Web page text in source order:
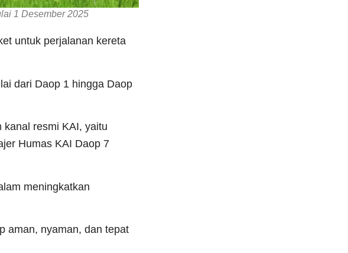
1 Desember 2025
untuk perjalanan kereta
dari Daop 1 hingga Daop
kanal resmi KAI, yaitu
Humas KAI Daop 7
meningkatkan
aman, nyaman, dan tepat